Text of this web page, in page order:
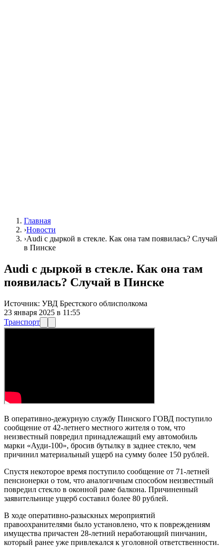
Главная
›Новости
›Audi с дыркой в стекле. Как она там появилась? Случай
в Пинске
Audi с дыркой в стекле. Как она там
появилась? Случай в Пинске
Источник: УВД Брестского облисполкома
23 января 2025 в 11:55
Транспорт
В оперативно-дежурную службу Пинского ГОВД поступило
сообщение от 42-летнего местного жителя о том, что
неизвестный повредил принадлежащий ему автомобиль
марки «Ауди-100», бросив бутылку в заднее стекло, чем
причинил материальный ущерб на сумму более 150 рублей.
Спустя некоторое время поступило сообщение от 71-летней
пенсионерки о том, что аналогичным способом неизвестный
повредил стекло в оконной раме балкона. Причиненный
заявительнице ущерб составил более 80 рублей.
В ходе оперативно-разыскных мероприятий
правоохранителями было установлено, что к повреждениям
имущества причастен 28-летний неработающий пинчанин,
который ранее уже привлекался к уголовной ответственности.